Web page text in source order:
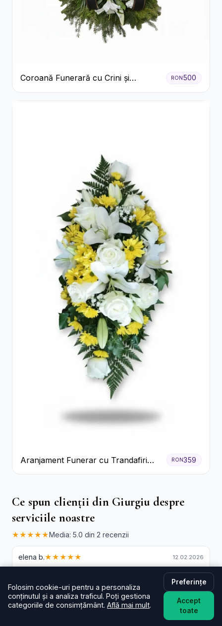
Coroană Funerară cu Crini și
Garoafe Albe
RON500
Aranjament Funerar cu Trandafiri
Albi Crizanteme Galbene și Crini
RON359
Ce spun clienții din Giurgiu despre
serviciile noastre
★★★★★Media: 5.0 din 2 recenzii
elena b.★★★★★ 12.02.2026
Alexandru B. ★★★★★ 13.12.2025
Folosim cookie-uri pentru a personaliza
conținutul și a analiza traficul. Poți gestiona
categoriile de consimțământ. Află mai mult.
Preferințe
Accept
toate